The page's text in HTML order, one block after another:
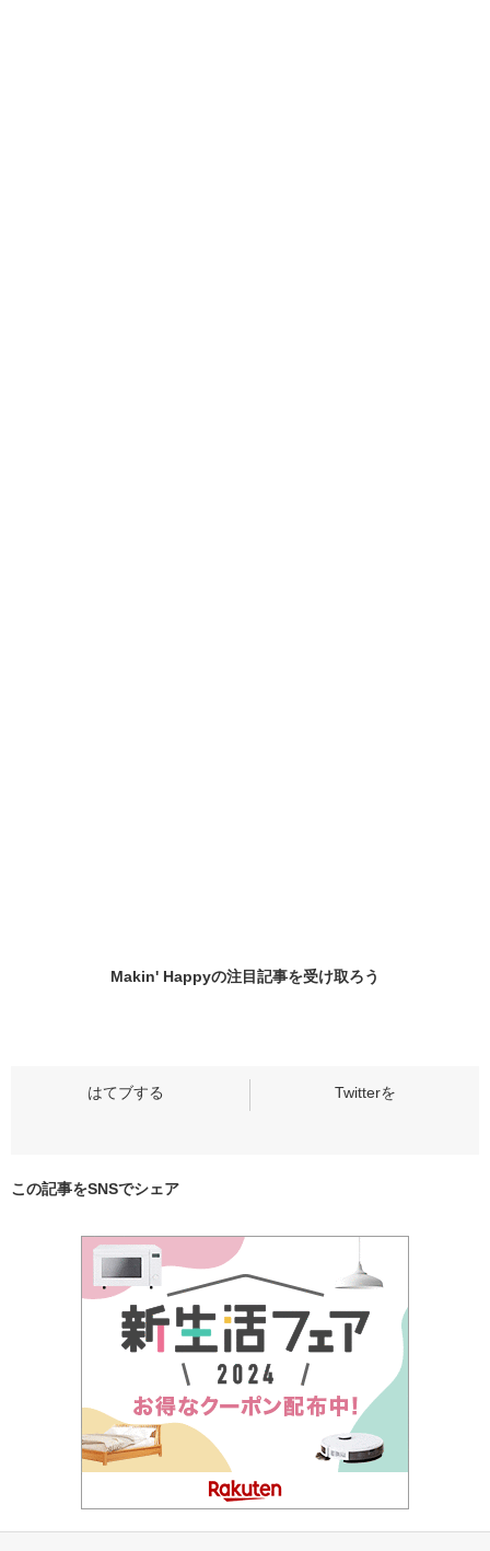
Makin' Happyの注目記事を受け取ろう
この記事をSNSでシェア